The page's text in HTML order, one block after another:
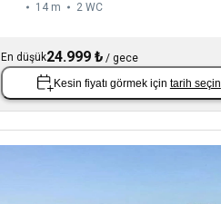
14 m
2 WC
En düşük24.999 ₺ / gece
Kesin fiyatı görmek için tarih seçin